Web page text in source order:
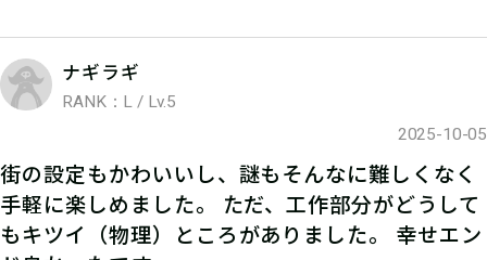
052.参加表明をする
参加表明をして、クリア時に参加表明
ナギラギ
RANK：L / Lv.5
2025-10-05
街の設定もかわいいし、謎もそんなに難しくなく
手軽に楽しめました。 ただ、工作部分がどうして
もキツイ（物理）ところがありました。 幸せエン